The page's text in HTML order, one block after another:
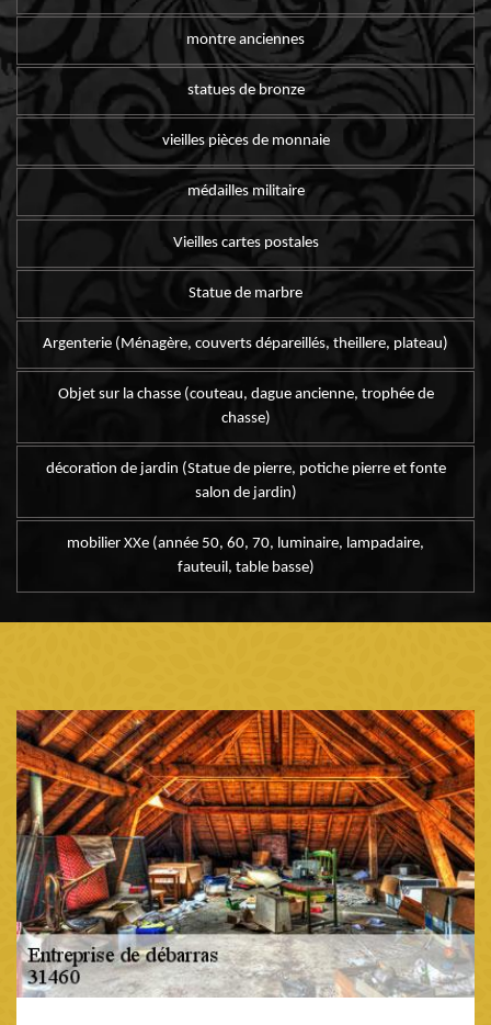
montre anciennes
statues de bronze
vieilles pièces de monnaie
médailles militaire
Vieilles cartes postales
Statue de marbre
Argenterie (Ménagère, couverts dépareillés, theillere, plateau)
Objet sur la chasse (couteau, dague ancienne, trophée de
chasse)
décoration de jardin (Statue de pierre, potiche pierre et fonte
salon de jardin)
mobilier XXe (année 50, 60, 70, luminaire, lampadaire,
fauteuil, table basse)